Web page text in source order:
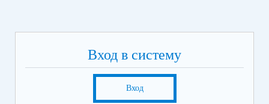
Вход в систему
Вход